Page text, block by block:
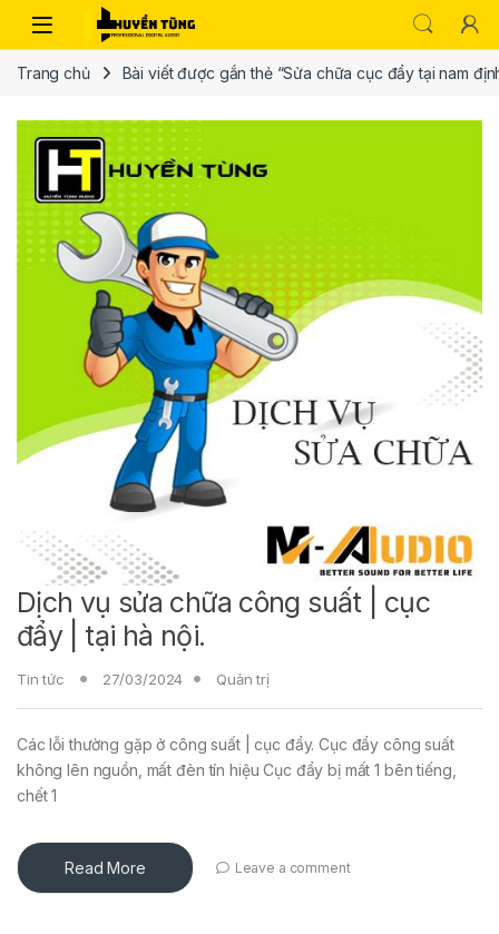
Trang chủ Bài viết được gắn thẻ “Sửa chữa cục đẩy tại nam
Dịch vụ sửa chữa công suất | cục
đẩy | tại hà nội.
Tin tức 27/03/2024 Quản trị
Các lỗi thường gặp ở công suất | cục đẩy. Cục đẩy công suất
không lên nguồn, mất đèn tín hiệu Cục đẩy bị mất 1 bên tiếng,
chết 1
Read More Leave a comment